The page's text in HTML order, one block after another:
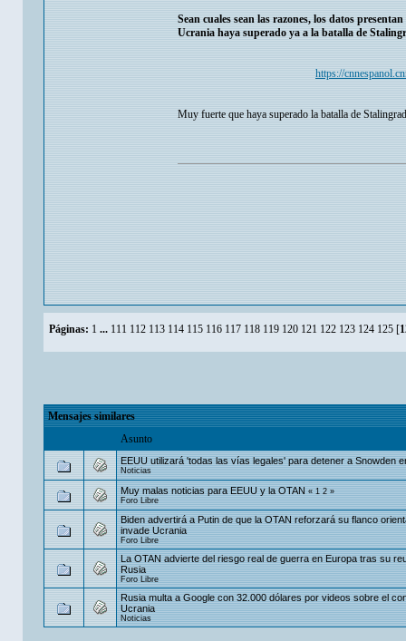
Sean cuales sean las razones, los datos
Ucrania haya superado ya a la batalla de
https://
Muy fuerte que haya superado la batalla de
Páginas: 1 ... 111 112 113 114 115 116 117 118 119 120 121 122 123 124 125 [
Mensajes similares
Asunto
EEUU utilizará 'todas las vías legales' para detener a Snowden
Noticias
Muy malas noticias para EEUU y la OTAN «1 2»
Foro Libre
Biden advertirá a Putin de que la OTAN reforzará su flanco
invade Ucrania
Foro Libre
La OTAN advierte del riesgo real de guerra en Europa tras su
Rusia
Foro Libre
Rusia multa a Google con 32.000 dólares por videos sobre el
Ucrania
Noticias